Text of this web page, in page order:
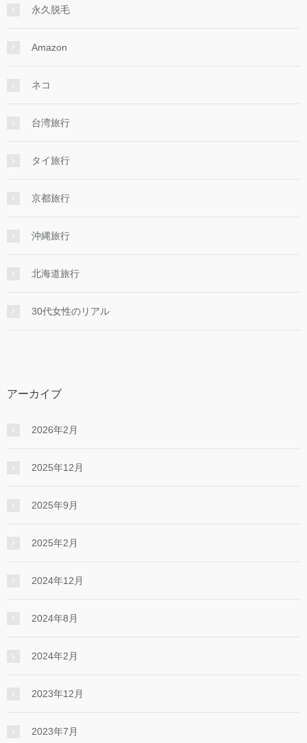
永久脱毛
Amazon
ネコ
台湾旅行
タイ旅行
京都旅行
沖縄旅行
北海道旅行
30代女性のリアル
アーカイブ
2026年2月
2025年12月
2025年9月
2025年2月
2024年12月
2024年8月
2024年2月
2023年12月
2023年7月